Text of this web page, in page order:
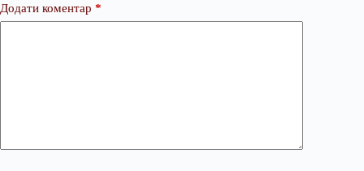
Додати коментар *